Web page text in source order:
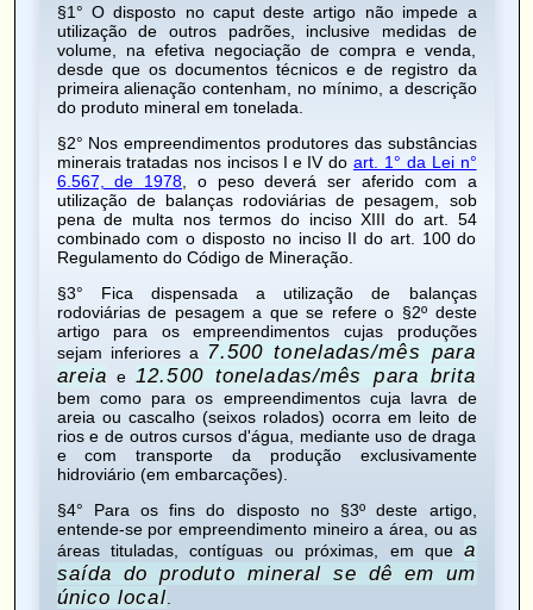
§1° O disposto no caput deste artigo não impede a
utilização de outros padrões, inclusive medidas de
volume, na efetiva negociação de compra e venda,
desde que os documentos técnicos e de registro da
primeira alienação contenham, no mínimo, a descrição
do produto mineral em tonelada.
§2° Nos empreendimentos produtores das substâncias
minerais tratadas nos incisos I e IVdo art. 1° da Lei n°
6.567, de 1978 , o peso deverá ser aferido com a
utilização de balanças rodoviárias de pesagem, sob
pena de multa nos termos do inciso XIII do art. 54
combinado com o disposto no inciso II do art. 100 do
Regulamento do Código de Mineração.
§3° Fica dispensada a utilização de balanças
rodoviárias de pesagem a que se refere o §2º deste
artigo para os empreendimentos cujas produções
sejam inferiores a 7.500 toneladas/mês para
areia e 12.500 toneladas/mês para brita
bem como para os empreendimentos cuja lavra de
areia ou cascalho (seixos rolados) ocorra em leito de
rios e de outros cursos d'água, mediante uso de draga
e com transporte da produção exclusivamente
hidroviário (em embarcações).
§4° Para os fins do disposto no §3º deste artigo,
entende-se por empreendimento mineiro a área, ou as
áreas tituladas, contíguas ou próximas, em quea
saída do produto mineral se dê em um
único local.